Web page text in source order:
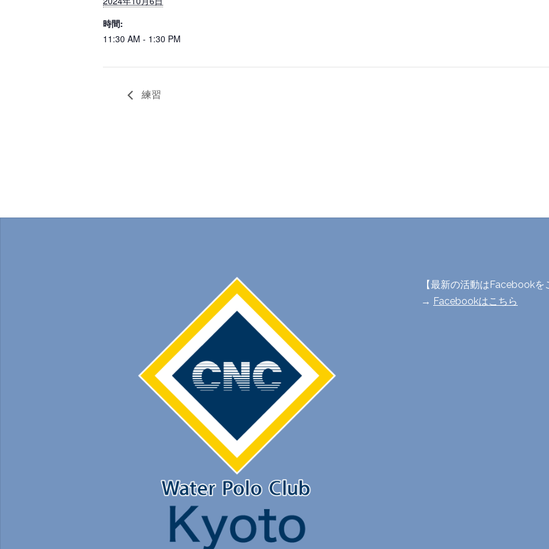
時間:
11:30 AM - 1:30 PM
練習
【最新の活動はFacebookを
→ Facebookはこちら